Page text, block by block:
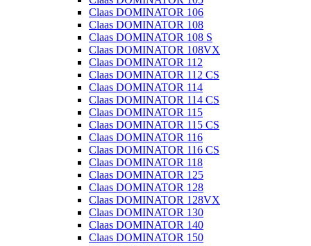
Claas DOMINATOR 106
Claas DOMINATOR 108
Claas DOMINATOR 108 S
Claas DOMINATOR 108VX
Claas DOMINATOR 112
Claas DOMINATOR 112 CS
Claas DOMINATOR 114
Claas DOMINATOR 114 CS
Claas DOMINATOR 115
Claas DOMINATOR 115 CS
Claas DOMINATOR 116
Claas DOMINATOR 116 CS
Claas DOMINATOR 118
Claas DOMINATOR 125
Claas DOMINATOR 128
Claas DOMINATOR 128VX
Claas DOMINATOR 130
Claas DOMINATOR 140
Claas DOMINATOR 150